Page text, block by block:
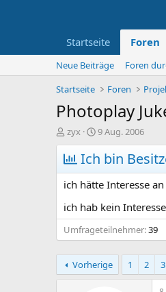
Startseite Foren
Neue Beiträge
Foren
Startseite
Foren
Photoplay
E
r
s
t
e
l
l
e
r
zyx
E
r
s
t
e
l
l
t
a
m
9 Aug. 2006
Ich bin
ich hätte Interesse
ich hab kein
Umfrageteilnehmer 39
Vorherige 1 2 3